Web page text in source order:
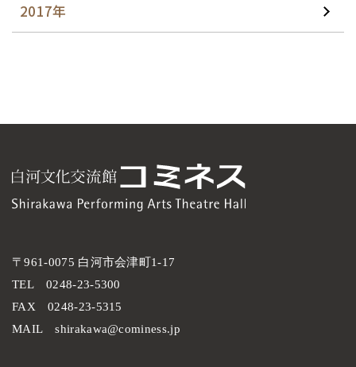
2017年
〒961-0075 白河市会津町1-17
TEL
0248-23-5300
FAX
0248-23-5315
MAIL
shirakawa@cominess.jp